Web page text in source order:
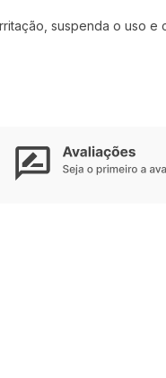
suspenda o uso e